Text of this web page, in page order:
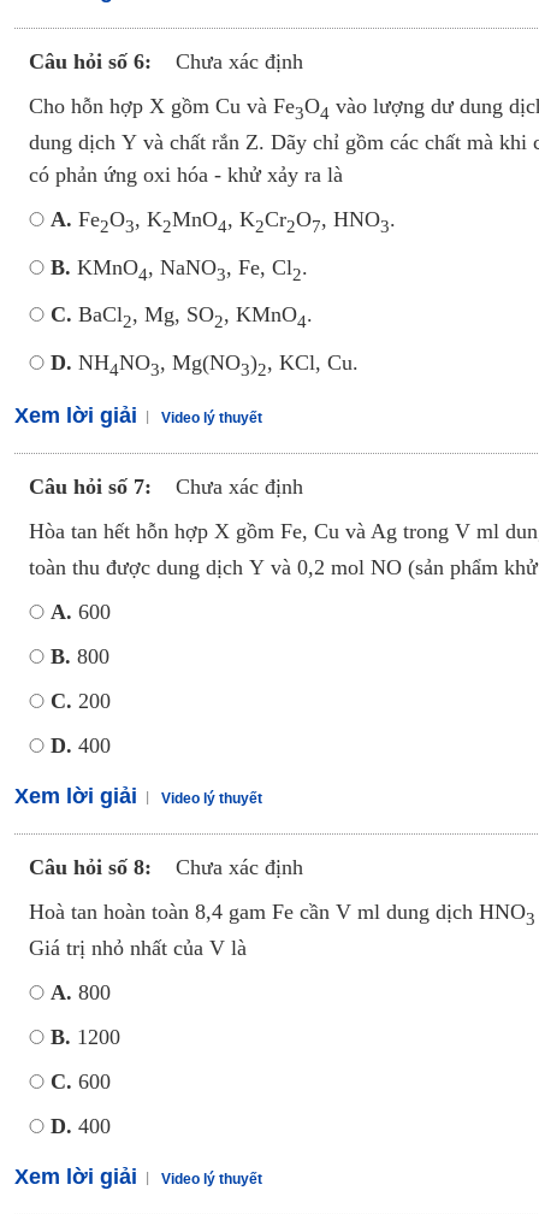
Câu hỏi số 6:
Chưa xác định
Cho hỗn hợp X gồm Cu và Fe3O4 vào lượng dư dung
dung dịch Y và chất rắn Z. Dãy chỉ gồm các chất mà
có phản ứng oxi hóa - khử xảy ra là
A. Fe2O3, K2MnO4, K2Cr2O7, HNO3.
B. KMnO4, NaNO3, Fe, Cl2.
C. BaCl2, Mg, SO2, KMnO4.
D. NH4NO3, Mg(NO3)2, KCl, Cu.
Xem lời giải Video lý thuyết
Câu hỏi số 7:
Chưa xác định
Hòa tan hết hỗn hợp X gồm Fe, Cu và Ag trong V ml
toàn thu được dung dịch Y và 0,2 mol NO (sản phẩm
A. 600
B. 800
C. 200
D. 400
Xem lời giải Video lý thuyết
Câu hỏi số 8:
Chưa xác định
Hoà tan hoàn toàn 8,4 gam Fe cần V ml dung dịch HNO3
Giá trị nhỏ nhất của V là
A. 800
B. 1200
C. 600
D. 400
Xem lời giải Video lý thuyết